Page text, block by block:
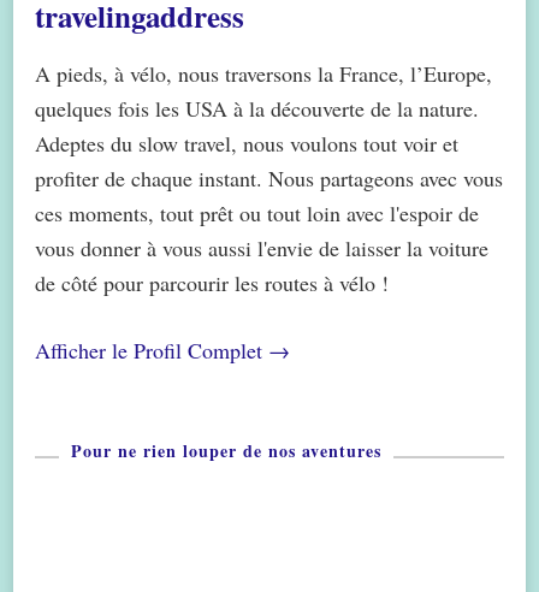
travelingaddress
A pieds, à vélo, nous traversons la France, l’Europe,
quelques fois les USA à la découverte de la nature.
Adeptes du slow travel, nous voulons tout voir et
profiter de chaque instant. Nous partageons avec vous
ces moments, tout prêt ou tout loin avec l'espoir de
vous donner à vous aussi l'envie de laisser la voiture
de côté pour parcourir les routes à vélo !
Afficher le Profil Complet →
Pour ne rien louper de nos aventures